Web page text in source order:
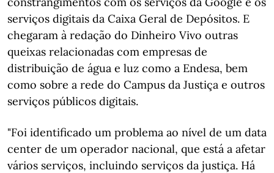
serviços digitais da Caixa Geral de Depósitos. E
chegaram à redação do Dinheiro Vivo outras
queixas relacionadas com empresas de
distribuição de água e luz como a Endesa, bem
como sobre a rede do Campus da Justiça e outros
serviços públicos digitais.
"Foi identificado um problema ao nível de um data
center de um operador nacional, que está a afetar
vários serviços, incluindo serviços da justiça. Há